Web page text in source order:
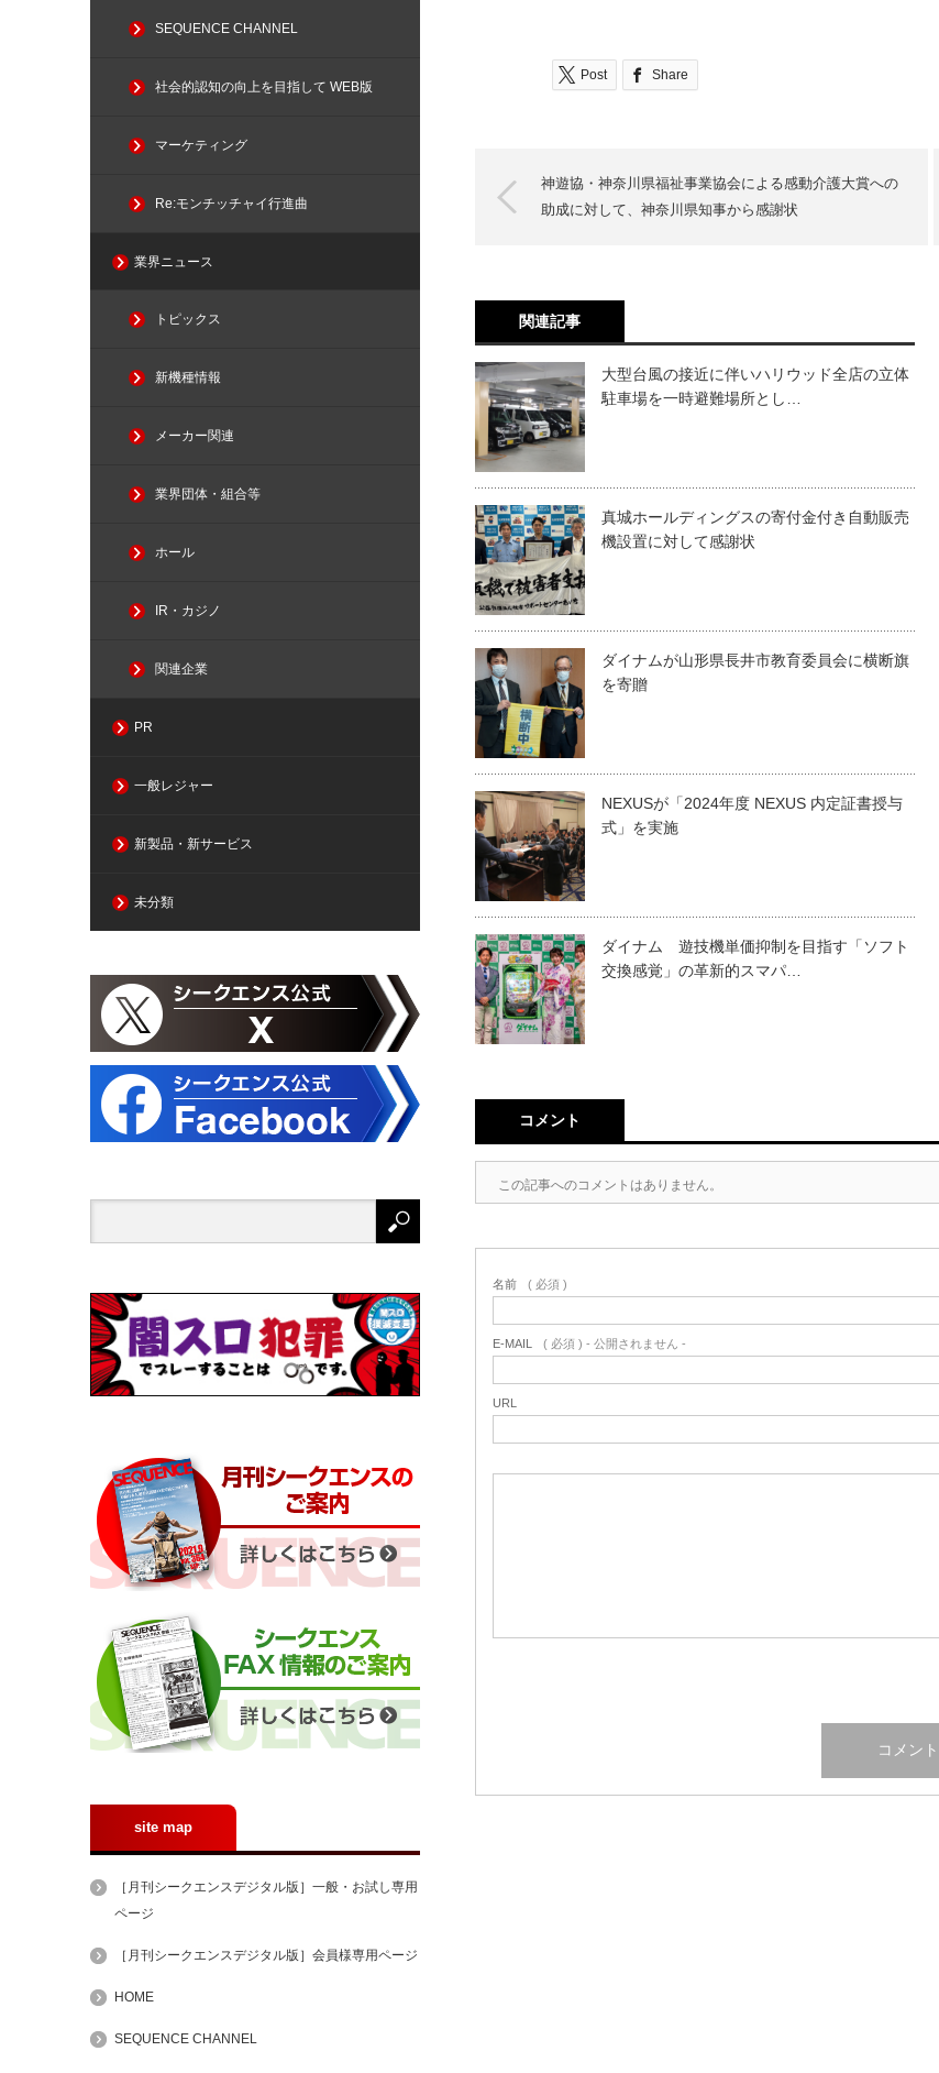
Post Share
神遊協・神奈川県福祉事業協会による感動介護大賞への
助成に対して、神奈川県知事から感謝状
関連記事
大型台風の接近に伴いハリウッド全店の立体
駐車場を一時避難場所とし…
真城ホールディングスの寄付金付き自動販売
機設置に対して感謝状
ダイナムが山形県⾧井市教育委員会に横断旗
を寄贈
NEXUSが「2024年度 NEXUS 内定証書授与
式」を実施
ダイナム 遊技機単価抑制を目指す「ソフト
交換感覚」の革新的スマパ…
コメント
この記事へのコメントはありません。
名前 ( 必須 )
E-MAIL ( 必須 ) - 公開されません -
URL
SEQUENCE CHANNEL
社会的認知の向上を目指して WEB版
マーケティング
Re:モンチッチャイ行進曲
業界ニュース
トピックス
新機種情報
メーカー関連
業界団体・組合等
ホール
IR・カジノ
関連企業
PR
一般レジャー
新製品・新サービス
未分類
site map
［月刊シークエンスデジタル版］一般・お試し専用
ページ
［月刊シークエンスデジタル版］会員様専用ページ
HOME
SEQUENCE CHANNEL